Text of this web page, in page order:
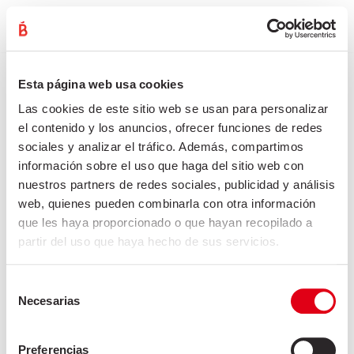
Esta página web usa cookies
Las cookies de este sitio web se usan para personalizar
el contenido y los anuncios, ofrecer funciones de redes
sociales y analizar el tráfico. Además, compartimos
información sobre el uso que haga del sitio web con
nuestros partners de redes sociales, publicidad y análisis
web, quienes pueden combinarla con otra información
que les haya proporcionado o que hayan recopilado a
partir del uso que haya hecho de sus servicios.
Necesarias
Preferencias
contingut
Rafael Baró
Portada»Especiats
ESPECIATS